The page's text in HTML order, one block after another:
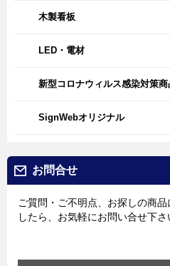
木製看板
LED・電材
新型コロナウィルス感染対策商
SignWebオリジナル
お問合せ
ご質問・ご不明点、お探しの商
したら、お気軽にお問い合せ下さ